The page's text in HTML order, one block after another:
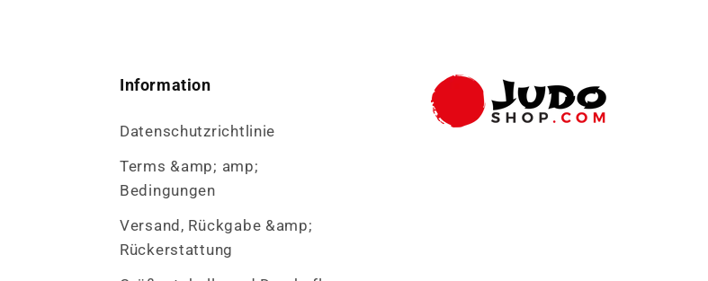
Information
Datenschutzrichtlinie
Terms &amp; amp;
Bedingungen
Versand, Rückgabe &amp;
Rückerstattung